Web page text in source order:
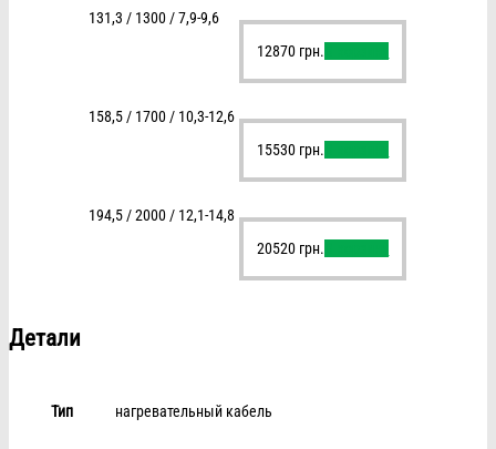
131,3 / 1300 / 7,9-9,6
12870 грн.
158,5 / 1700 / 10,3-12,6
15530 грн.
194,5 / 2000 / 12,1-14,8
20520 грн.
Детали
Тип нагревательный кабель